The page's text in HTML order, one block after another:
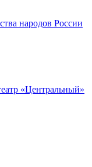
народов России
«Центральный»